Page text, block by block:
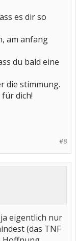
es dir so
am anfang
du bald eine
die stimmung.
dich!
#8
eigentlich nur
(das TNF